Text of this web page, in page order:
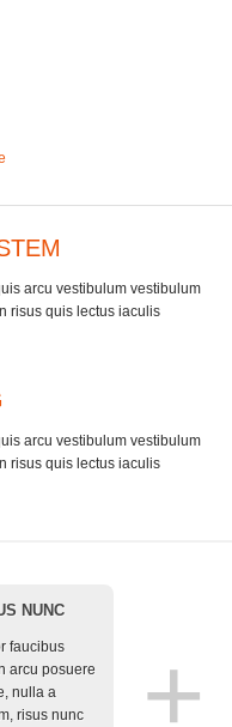
arcu vestibulum vestibulum
risus quis lectus iaculis
arcu vestibulum vestibulum
risus quis lectus iaculis
NUNC
faucibus
arcu posuere
nulla a
risus nunc
+